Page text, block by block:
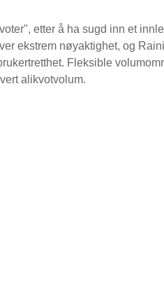
etter å ha sugd inn et
ekstrem nøyaktighet, og
Fleksible
alikvotvolum.